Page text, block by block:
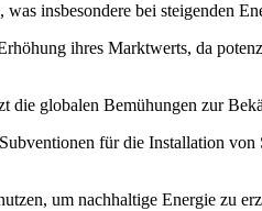
insbesondere bei steigenden
ihres Marktwerts, da
die globalen Bemühungen zur
für die Installation